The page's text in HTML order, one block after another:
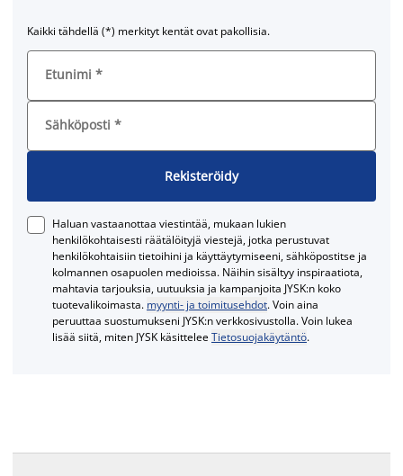
Kaikki tähdellä (*) merkityt kentät ovat pakollisia.
Etunimi *
Sähköposti *
Rekisteröidy
Haluan vastaanottaa viestintää, mukaan lukien
henkilökohtaisesti räätälöityjä viestejä, jotka perustuvat
henkilökohtaisiin tietoihini ja käyttäytymiseeni, sähköpostitse ja
kolmannen osapuolen medioissa. Näihin sisältyy inspiraatiota,
mahtavia tarjouksia, uutuuksia ja kampanjoita JYSK:n koko
tuotevalikoimasta. myynti- ja toimitusehdot. Voin aina
peruuttaa suostumukseni JYSK:n verkkosivustolla. Voin lukea
lisää siitä, miten JYSK käsitteleeTietosuojakäytäntö.